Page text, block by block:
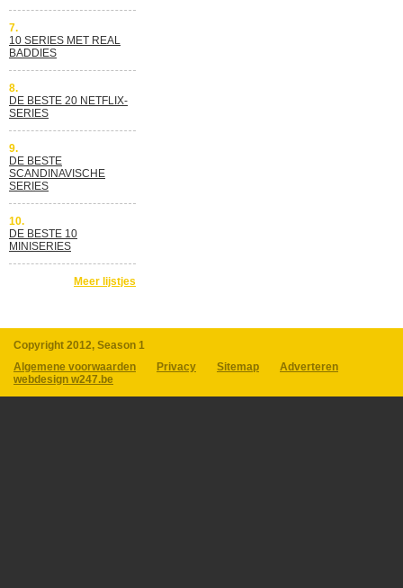
7.
10 SERIES MET REAL
BADDIES
8.
DE BESTE 20 NETFLIX-
SERIES
9.
DE BESTE
SCANDINAVISCHE
SERIES
10.
DE BESTE 10
MINISERIES
Meer lijstjes
Copyright 2012, Season 1
Algemene voorwaarden
Privacy Sitemap
Adverteren
webdesign w247.be